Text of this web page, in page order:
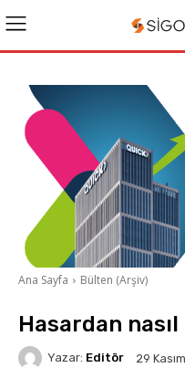
Ana Sayfa Bülten (Arşiv)
Hasardan nasıl
Yazar: Editör 29